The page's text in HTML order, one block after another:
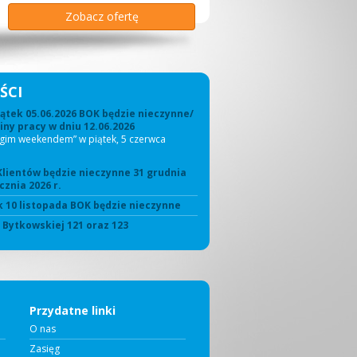
Zobacz ofertę
Zobacz ofertę
Zobacz ofertę
Zobacz ofertę
Zobacz ofertę
Zobacz ofertę
05.06.2026 BOK będzie nieczynne/
pracy w dniu 12.06.2026
weekendem” w piątek, 5 czerwca
będzie nieczynne 31 grudnia
2026 r.
10 listopada BOK będzie nieczynne
121 oraz 123
Przydatne linki
O nas
Zasięg